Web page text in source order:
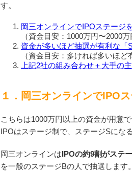
す。
岡三オンラインでIPOステージ
（資金目安：1000万円〜2000万
資金が多いほど抽選が有利な「
（資金目安：多ければ多いほど
上記2社の組み合わせ＋大手の
１．岡三オンラインでIPO
こちらは1000万円以上の資金が用意
IPOはステージ制で、ステージSにな
岡三オンラインはIPOの約9割がステ
を一般のステージBの人で抽選します。